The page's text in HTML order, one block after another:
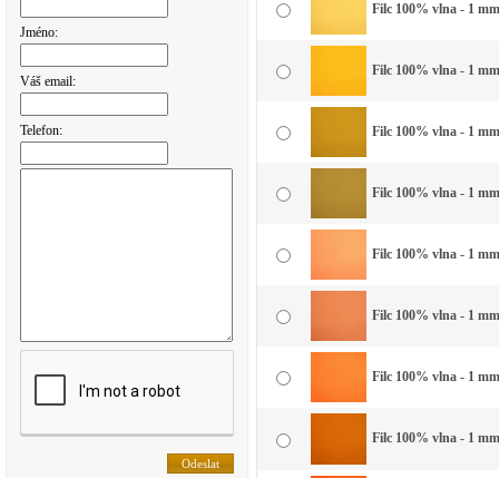
Jméno:
Váš email:
Telefon:
Filc 100% vlna - 1
Filc 100% vlna - 1
Filc 100% vlna - 1
Filc 100% vlna - 1
Filc 100% vlna - 1
Filc 100% vlna - 1
Filc 100% vlna - 1
Filc 100% vlna - 1